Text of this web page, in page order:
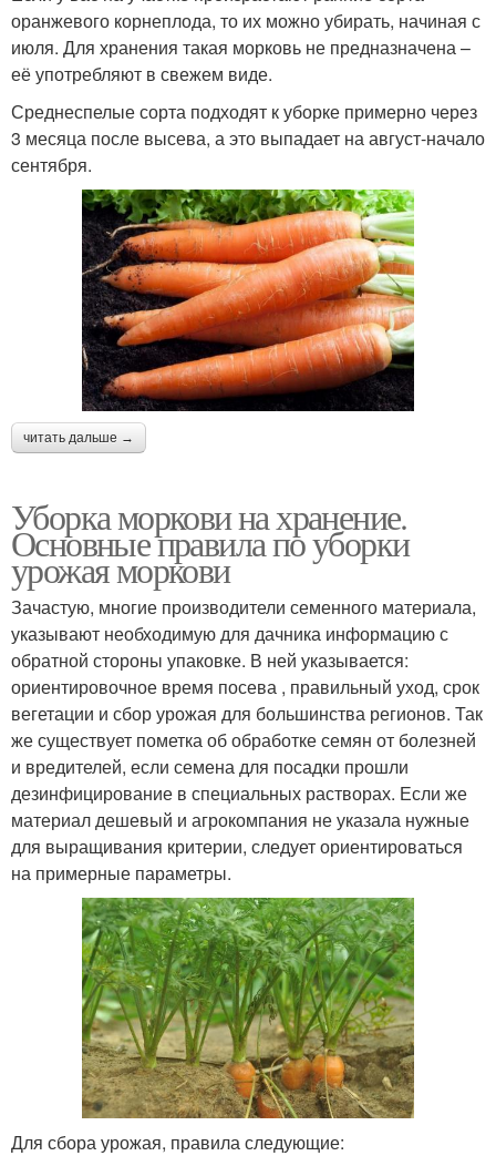
оранжевого корнеплода, то их можно убирать, начиная с
июля. Для хранения такая морковь не предназначена –
её употребляют в свежем виде.
Среднеспелые сорта подходят к уборке примерно через
3 месяца после высева, а это выпадает на август-начало
сентября.
читать дальше →
Уборка моркови на хранение.
Основные правила по уборки
урожая моркови
Зачастую, многие производители семенного материала,
указывают необходимую для дачника информацию с
обратной стороны упаковке. В ней указывается:
ориентировочное время посева , правильный уход, срок
вегетации и сбор урожая для большинства регионов. Так
же существует пометка об обработке семян от болезней
и вредителей, если семена для посадки прошли
дезинфицирование в специальных растворах. Если же
материал дешевый и агрокомпания не указала нужные
для выращивания критерии, следует ориентироваться
на примерные параметры.
Для сбора урожая, правила следующие: